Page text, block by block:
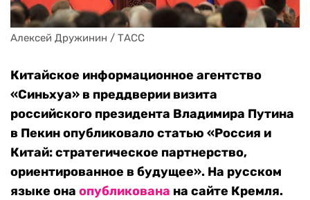
Алексей Дружинин / ТАСС
Китайское информационное агентство
«Синьхуа» в преддверии визита
российского президента Владимира Путина
в Пекин опубликовало статью «Россия и
Китай: стратегическое партнерство,
ориентированное в будущее». На русском
языке она опубликована на сайте Кремля.